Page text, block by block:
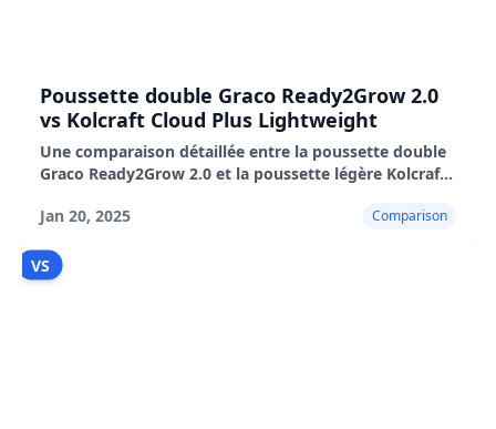
Poussette double Graco Ready2Grow 2.0
vs Kolcraft Cloud Plus Lightweight
Une comparaison détaillée entre la poussette double
Graco Ready2Grow 2.0 et la poussette légère Kolcraft
caractéristiques, leurs avantages et leurs
Jan 20, 2025 Comparison
VS